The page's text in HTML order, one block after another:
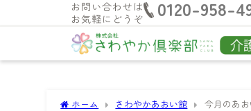
お問い合わせは
お気軽にどうぞ
0120-958-
ホーム さわやかあおい館 今月のあお